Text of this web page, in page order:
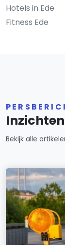
Hotels in Ede
Fitness Ede
Bekijk alle